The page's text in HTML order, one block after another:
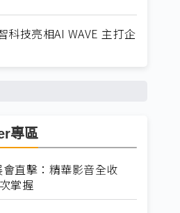
科技亮相AI WAVE 主打企
專區
直擊：精華影音全收
掌握